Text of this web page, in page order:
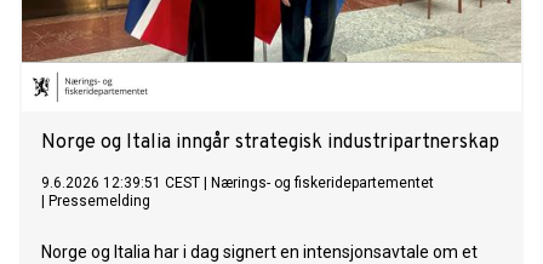
Norge og Italia inngår strategisk industripartnerskap
9.6.2026 12:39:51 CEST
Nærings- og fiskeridepartementet
Pressemelding
Norge og Italia har i dag signert en intensjonsavtale om et